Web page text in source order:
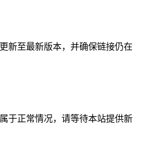
新至最新版本，并确保链接仍在
于正常情况，请等待本站提供新